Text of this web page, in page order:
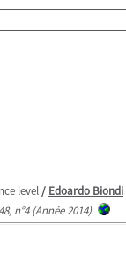
level/ Edoardo Biondi
n°4 (Année 2014)